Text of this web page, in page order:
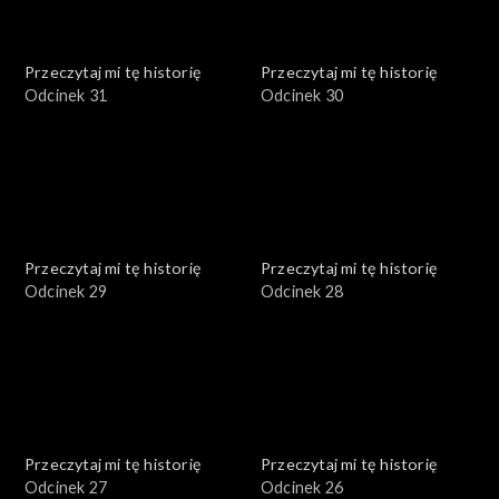
Przeczytaj mi tę historię
Odcinek 31
Przeczytaj mi tę historię
Odcinek 30
Przeczytaj mi tę historię
Odcinek 29
Przeczytaj mi tę historię
Odcinek 28
Przeczytaj mi tę historię
Odcinek 27
Przeczytaj mi tę historię
Odcinek 26